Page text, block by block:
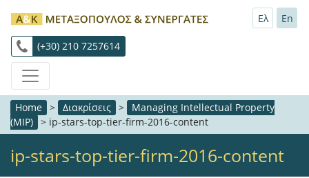
(+30) 210 7257614
Ελ En
Home > Διακρίσεις >
Managing Intellectual Property
(MIP) > ip-stars-top-tier-firm-2016-content
ip-stars-top-tier-firm-2016-content